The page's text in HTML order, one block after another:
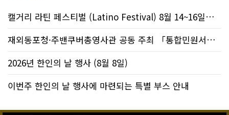
캘거리 라틴 페스티벌 (Latino Festival) 8월 14~16일까지
재외동포청·주밴쿠버총영사관 공동 주최 「통합민원서비스 온라인 화상상담회..
2026년 한인의 날 행사 (8월 8일)
이번주 한인의 날 행사에 마련되는 특별 부스 안내